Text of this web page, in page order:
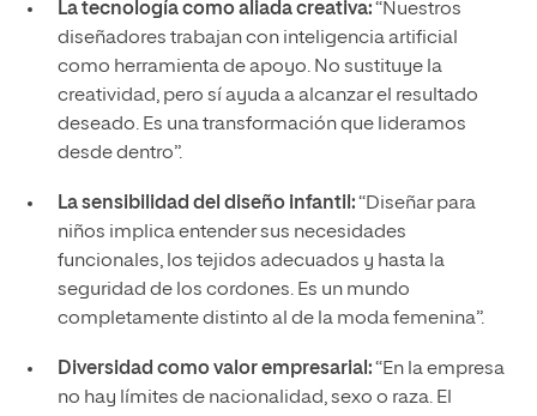
La tecnología como aliada creativa:“Nuestros
diseñadores trabajan con inteligencia artificial
como herramienta de apoyo. No sustituye la
creatividad, pero sí ayuda a alcanzar el resultado
deseado. Es una transformación que lideramos
desde dentro”.
La sensibilidad del diseño infantil:“Diseñar para
niños implica entender sus necesidades
funcionales, los tejidos adecuados y hasta la
seguridad de los cordones. Es un mundo
completamente distinto al de la moda femenina”.
Diversidad como valor empresarial:“En la empresa
no hay límites de nacionalidad, sexo o raza. El